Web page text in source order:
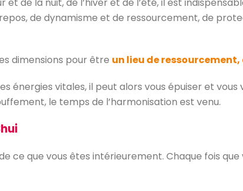
de dynamisme et de ressourcement, de
dimensions pour être un lieu de
énergies vitales, il peut alors vous épuiser et vous
le temps de l’harmonisation est venu.
ce que vous êtes intérieurement. Chaque fois que